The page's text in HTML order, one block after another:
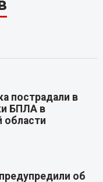
пострадали в
БПЛА в
области
об